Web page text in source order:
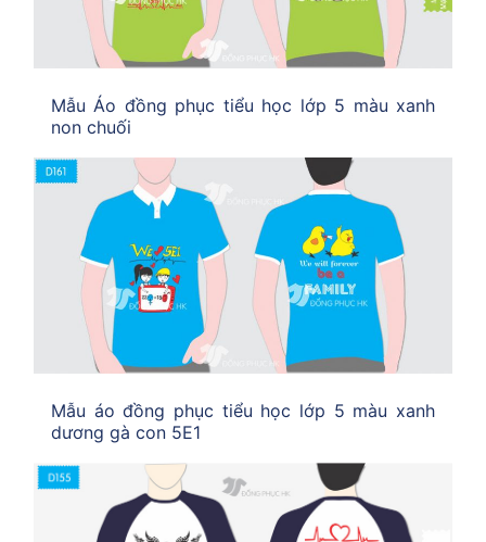
Mẫu Áo đồng phục tiểu học lớp 5 màu xanh
non chuối
Mẫu áo đồng phục tiểu học lớp 5 màu xanh
dương gà con 5E1